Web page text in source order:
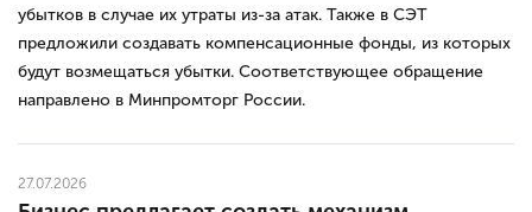
убытков в случае их утраты из-за атак. Также в СЭТ
предложили создавать компенсационные фонды, из которых
будут возмещаться убытки. Соответствующее обращение
направлено в Минпромторг России.
27.07.2026